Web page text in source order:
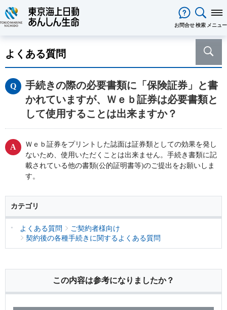
お問合せ検索 メニュー
保険商品から選ぶ
心配ごとから選ぶ
保険の基礎知識
インターネットでご加入いただけ
る保険商品
法人向け保険商品
資料請求
医療保険
メディカルＫｉｔ ＮＥＯ
メディカルＫｉｔ Ｒ
あんしん治療サポート保険
あんしん治療サポート保険R
メディカルＫｉｔエール
メディカルＫｉｔエールＲ
がん保険
あんしんがん治療保険
がん診断保険Ｒ
死亡保険（終身保険・定期保険）
長生き支援終身
定期保険
家計保障・就業不能保障
家計保障定期保険ＮＥＯ
あんしん就業不能保障保険
介護年金保険
5年ごと利差配当付こども保険
ご契約者様
ご契約者様TOPへ
東京海上日動マイページのご案内
「ワンタイム手続き」のご案内
重要なお知らせ
サービス
保険金・給付金・満期金・年金等
契約内容／登録情報の確認・変更
契約者貸付の利用・返済
変額保険・変額年金保険固有のお
手続き
総合福祉団体定期保険のお手続き
ライフイベントごとのお手続き
保険料の支払いが困難なとき
確定申告・年末調整するとき
法人のお客様
法人のお客様TOPへ
企業のライフステージごとに必要
な準備とは？
経営者の皆様向け商品
従業員の皆様向け商品
あんしん生命について
あんしん生命についてTOPへ
お客様をがんからお守りする運動
サステナビリティ
採用情報
保険金等の適切なお支払いに向け
た取組み
あんしん解体新書
ライフパートナー について
資料請求
よくある質問
保険用語集
東京海上ホールディングス
よくある質問
手続きの際の必要書類に「保険証券」と書
かれていますが、Ｗｅｂ証券は必要書類と
して使用することは出来ますか？
Ｗｅｂ証券をプリントした誌面は証券類としての効果を発し
ないため、使用いただくことは出来ません。手続き書類に記
載されている他の書類(公的証明書等)のご提出をお願いしま
す。
カテゴリ
よくある質問
ご契約者様向け
契約後の各種手続きに関するよくある質問
この内容は参考になりましたか？